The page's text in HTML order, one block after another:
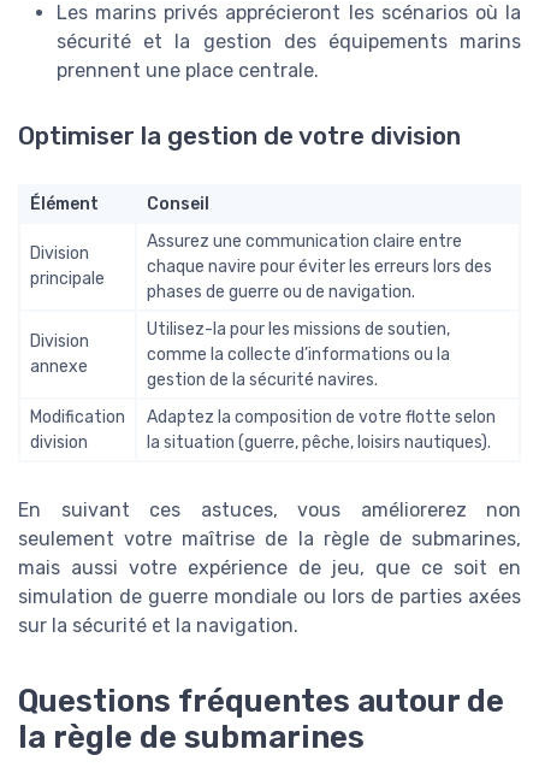
Les marins privés apprécieront les scénarios où la
sécurité et la gestion des équipements marins
prennent une place centrale.
Optimiser la gestion de votre division
Élément Conseil
Division
principale
Assurez une communication claire entre
chaque navire pour éviter les erreurs lors des
phases de guerre ou de navigation.
Division
annexe
Utilisez-la pour les missions de soutien,
comme la collecte d’informations ou la
gestion de la sécurité navires.
Modification
division
Adaptez la composition de votre flotte selon
la situation (guerre, pêche, loisirs nautiques).
En suivant ces astuces, vous améliorerez non
seulement votre maîtrise de la règle de submarines,
mais aussi votre expérience de jeu, que ce soit en
simulation de guerre mondiale ou lors de parties axées
sur la sécurité et la navigation.
Questions fréquentes autour de
la règle de submarines